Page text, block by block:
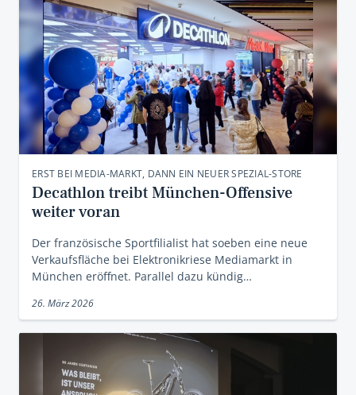
ERST BEI MEDIA-MARKT, DANN EIN NEUER SPEZIAL-STORE
Decathlon treibt München-Offensive
weiter voran
Der französische Sportfilialist hat soeben eine neue
Verkaufsfläche bei Elektronikriese Mediamarkt in
München eröffnet. Parallel dazu kündig…
26. März 2026